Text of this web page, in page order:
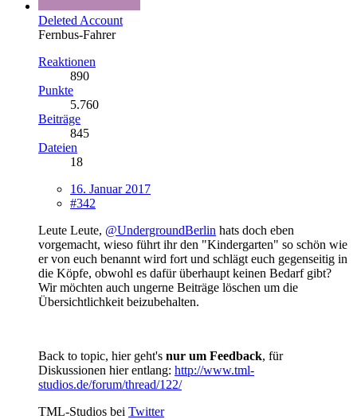
Deleted Account
Fernbus-Fahrer
Reaktionen
890
Punkte
5.760
Beiträge
845
Dateien
18
16. Januar 2017
#342
Leute Leute, @UndergroundBerlin hats doch eben
vorgemacht, wieso führt ihr den "Kindergarten" so schön wie
er von euch benannt wird fort und schlägt euch gegenseitig in
die Köpfe, obwohl es dafür überhaupt keinen Bedarf gibt?
Wir möchten auch ungerne Beiträge löschen um die
Übersichtlichkeit beizubehalten.
Back to topic, hier geht's nur um Feedback, für
Diskussionen hier entlang: http://www.tml-
studios.de/forum/thread/122/
TML-Studios bei Twitter